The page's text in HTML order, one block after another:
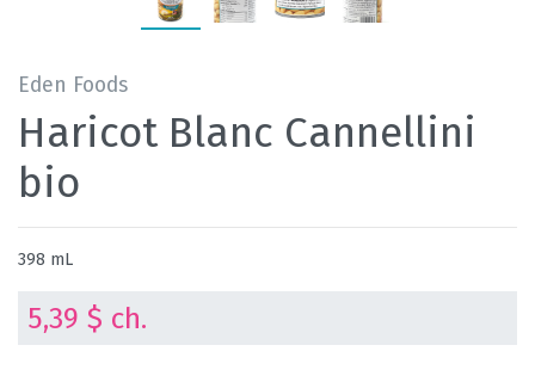
Eden Foods
Haricot Blanc Cannellini
bio
398 mL
5,39 $ ch.